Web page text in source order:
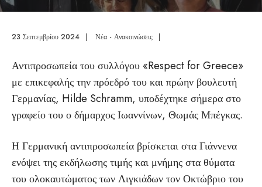
23 Σεπτεμβρίου 2024 | Νέα - Ανακοινώσεις |
Αντιπροσωπεία του συλλόγου «Respect for Greece»
με επικεφαλής την πρόεδρό του και πρώην βουλευτή
Γερμανίας, Hilde Schramm, υποδέχτηκε σήμερα στο
γραφείο του ο δήμαρχος Ιωαννίνων, Θωμάς Μπέγκας.
Η Γερμανική αντιπροσωπεία βρίσκεται στα Γιάννενα
ενόψει της εκδήλωσης τιμής και μνήμης στα θύματα
του ολοκαυτώματος των Λιγκιάδων τον Οκτώβριο του